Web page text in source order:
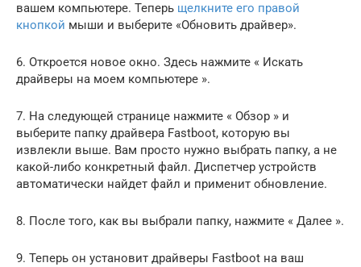
вашем компьютере. Теперь щелкните его правой
кнопкой мыши и выберите «Обновить драйвер».
6. Откроется новое окно. Здесь нажмите « Искать
драйверы на моем компьютере ».
7. На следующей странице нажмите « Обзор » и
выберите папку драйвера Fastboot, которую вы
извлекли выше. Вам просто нужно выбрать папку, а не
какой-либо конкретный файл. Диспетчер устройств
автоматически найдет файл и применит обновление.
8. После того, как вы выбрали папку, нажмите « Далее ».
9. Теперь он установит драйверы Fastboot на ваш